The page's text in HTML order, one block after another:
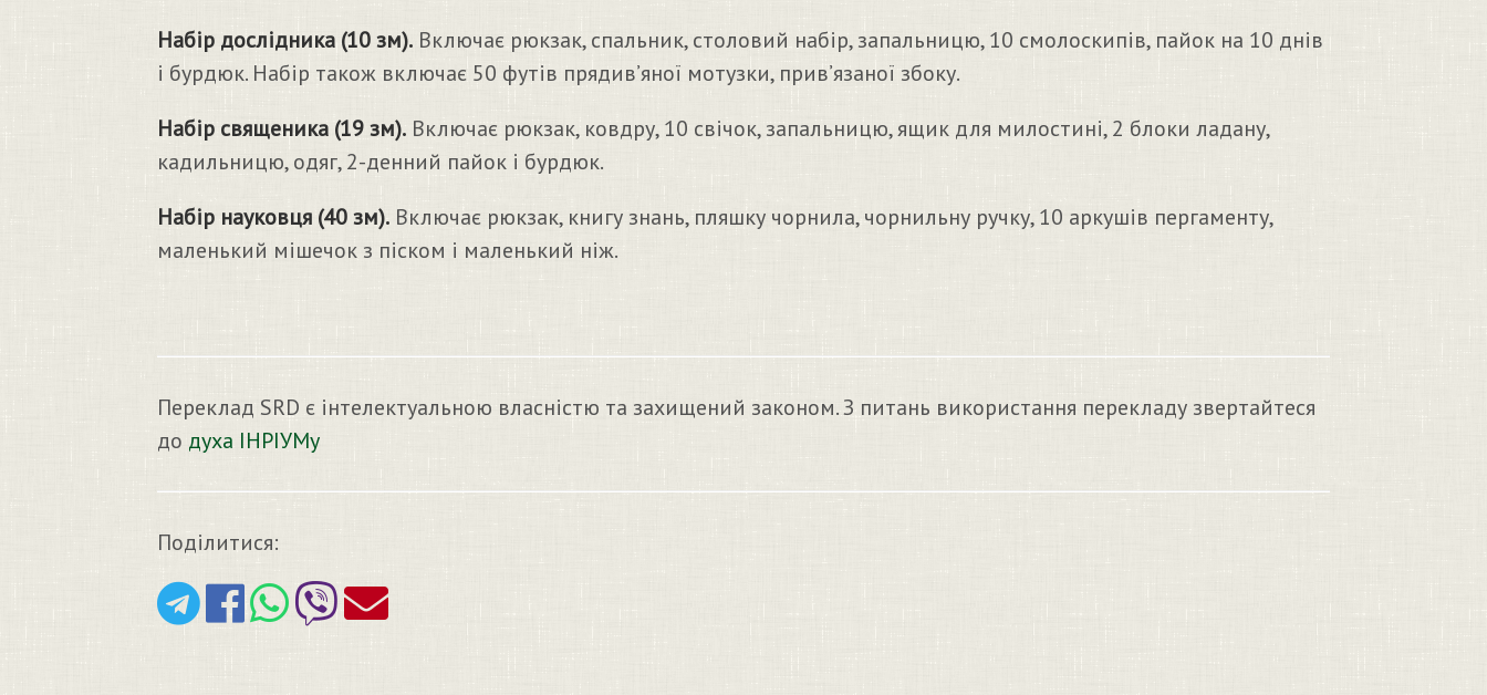
Набір дослідника (10 зм). Включає рюкзак, спальник, столовий набір, запальницю, 10 смолоскипів, пайок на 10 днів
і бурдюк. Набір також включає 50 футів прядив’яної мотузки, прив’язаної збоку.
Набір священика (19 зм). Включає рюкзак, ковдру, 10 свічок, запальницю, ящик для милостині, 2 блоки ладану,
кадильницю, одяг, 2-денний пайок і бурдюк.
Набір науковця (40 зм). Включає рюкзак, книгу знань, пляшку чорнила, чорнильну ручку, 10 аркушів пергаменту,
маленький мішечок з піском і маленький ніж.
Переклад SRD є інтелектуальною власністю та захищений законом. З питань використання перекладу звертайтеся
до духа ІНРІУМу
Поділитися: